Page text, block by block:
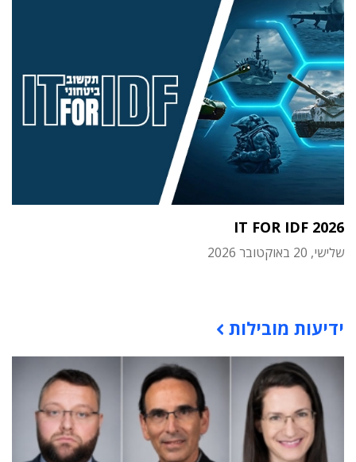
IT FOR IDF 2026
שלישי, 20 באוקטובר 2026
ידיעות מובילות